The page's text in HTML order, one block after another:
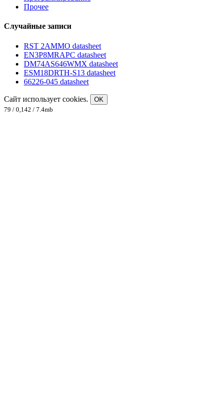
Прочее
Случайные записи
RST 2AMMO datasheet
EN3P8MRAPC datasheet
DM74AS646WMX datasheet
ESM18DRTH-S13 datasheet
66226-045 datasheet
Сайт использует cookies.
OK
79 / 0,142 / 7.4mb